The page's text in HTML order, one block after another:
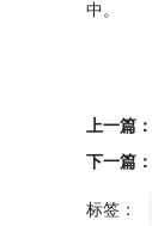
中。
上一篇：
下一篇：
标签：